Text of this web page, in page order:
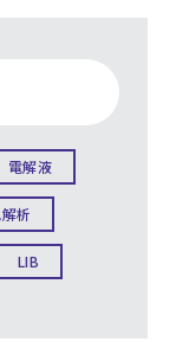
電解液
析
LIB